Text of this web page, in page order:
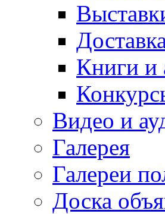
Книги и
Видео и
Галерея
Галереи
Доска